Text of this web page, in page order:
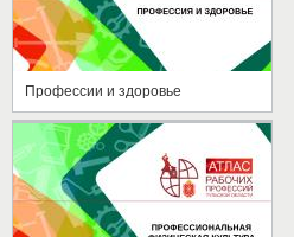
Профессии и здоровье